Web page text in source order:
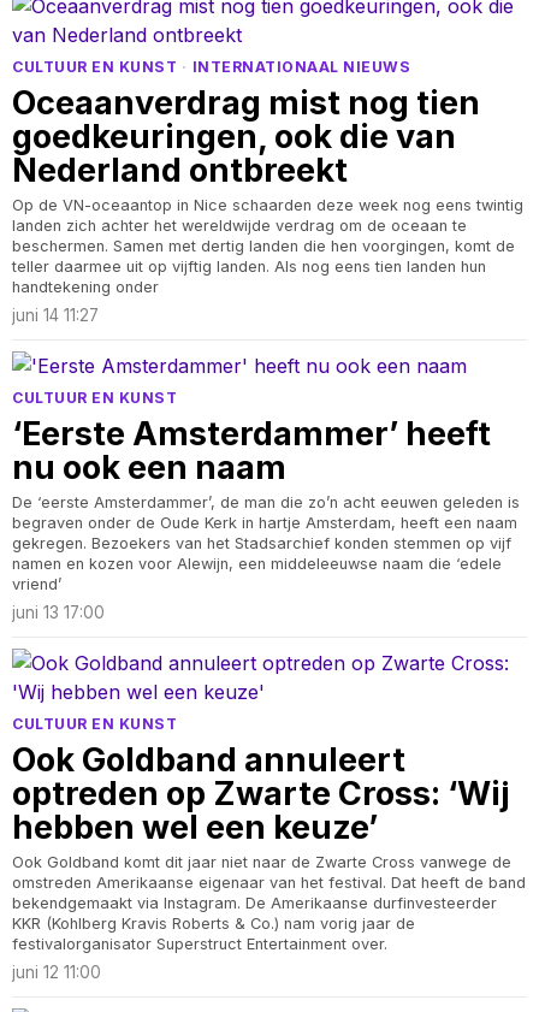
CULTUUR EN KUNST · INTERNATIONAAL NIEUWS
Oceaanverdrag mist nog tien
goedkeuringen, ook die van
Nederland ontbreekt
Op de VN-oceaantop in Nice schaarden deze week nog eens twintig
landen zich achter het wereldwijde verdrag om de oceaan te
beschermen. Samen met dertig landen die hen voorgingen, komt de
teller daarmee uit op vijftig landen. Als nog eens tien landen hun
handtekening onder
juni 14 11:27
CULTUUR EN KUNST
‘Eerste Amsterdammer’ heeft
nu ook een naam
De ‘eerste Amsterdammer’, de man die zo’n acht eeuwen geleden is
begraven onder de Oude Kerk in hartje Amsterdam, heeft een naam
gekregen. Bezoekers van het Stadsarchief konden stemmen op vijf
namen en kozen voor Alewijn, een middeleeuwse naam die ‘edele
vriend’
juni 13 17:00
CULTUUR EN KUNST
Ook Goldband annuleert
optreden op Zwarte Cross: ‘Wij
hebben wel een keuze’
Ook Goldband komt dit jaar niet naar de Zwarte Cross vanwege de
omstreden Amerikaanse eigenaar van het festival. Dat heeft de band
bekendgemaakt via Instagram. De Amerikaanse durfinvesteerder
KKR (Kohlberg Kravis Roberts & Co.) nam vorig jaar de
festivalorganisator Superstruct Entertainment over.
juni 12 11:00